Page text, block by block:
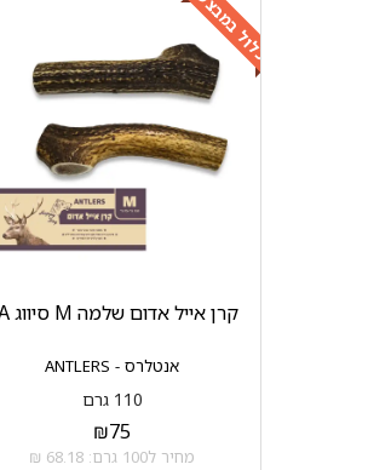
כלול במבצע
אנטלרס - ANTLERS
קרן אייל אדום שלמה M סיווג AA
110 גרם
₪75
מחיר ל100 גרם: 68.18 ₪